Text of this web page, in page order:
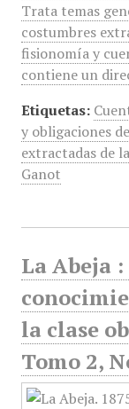
Trata temas
costumbres
fisionomía y
contiene un
Etiquetas:
y obligaciones
extractadas de
Ganot
La Abeja
la clase
Tomo 2,